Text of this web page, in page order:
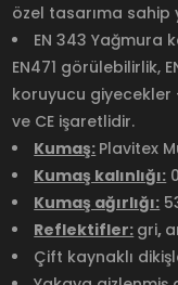
özel tasarıma sahip
EN 343 Yağmura
EN471 görülebilirlik,
koruyucu
ve CE işaretlidir.
Kumaş: Plavitex
Kumaş kalınlığı:
Kumaş ağırlığı:
Reflektifler: gri,
Çift kaynaklı